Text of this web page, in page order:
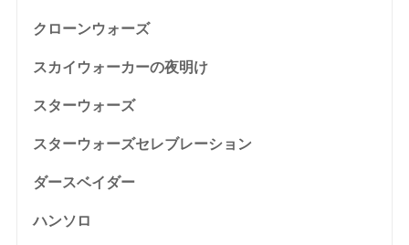
クローンウォーズ
スカイウォーカーの夜明け
スターウォーズ
スターウォーズセレブレーション
ダースベイダー
ハンソロ